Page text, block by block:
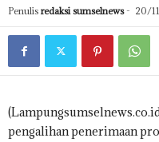
E
Penulis redaksi sumselnews- 20/
pengalihan penerimaan